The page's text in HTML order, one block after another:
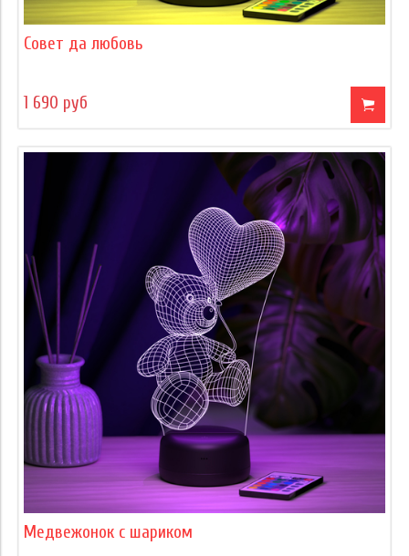
Совет да любовь
1 690 руб
Медвежонок с шариком